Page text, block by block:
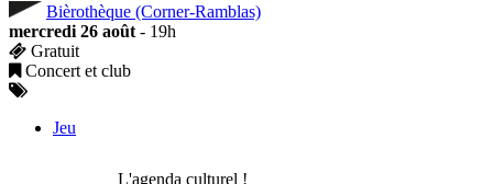
Bièrothèque (Corner-Ramblas)
mercredi 26 août - 19h
Gratuit
Concert et club
Jeu
L'agenda culturel !